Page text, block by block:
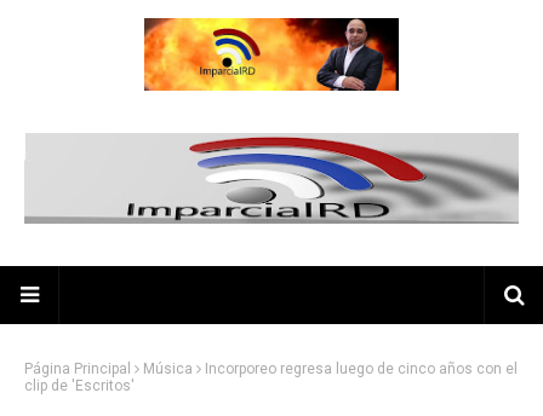
Página Principal Música
Incorporeo regresa luego de cinco años con el
clip de 'Escritos'